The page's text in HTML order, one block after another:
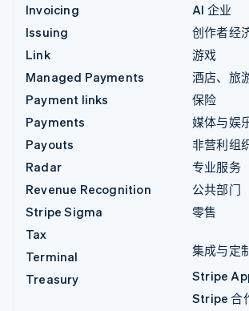
Invoicing
Issuing
Link
Managed Payments
Payment links
Payments
Payouts
Radar
Revenue Recognition
Stripe Sigma
Tax
Terminal
Treasury
AI 企业
创作者经
游戏
酒店、旅
保险
媒体与娱
非营利组
专业服务
公共部门
零售
集成与定
Stripe
Stripe 合